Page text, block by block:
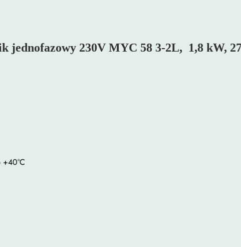
a
jednofazowy 230V MYC 58 3-2L, 1,8 kW,